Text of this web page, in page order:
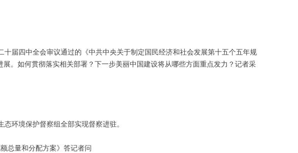
届四中全会审议通过的《中共中央关于制定国民经济和社会发展第十五个五年规
。如何贯彻落实相关部署？下一步美丽中国建设将从哪些方面重点发力？记者采
环境保护督察组全部实现督察进驻。
总量和分配方案》答记者问